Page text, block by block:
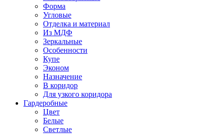
Форма
Угловые
Отделка и материал
Из МДФ
Зеркальные
Особенности
Купе
Эконом
Назначение
В коридор
Для узкого коридора
Гардеробные
Цвет
Белые
Светлые